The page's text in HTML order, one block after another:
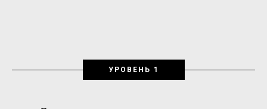
УРОВЕНЬ 1